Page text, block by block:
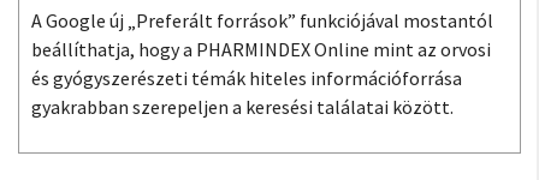
A Google új „Preferált források” funkciójával mostantól
beállíthatja, hogy a PHARMINDEX Online mint az orvosi
és gyógyszerészeti témák hiteles információforrása
gyakrabban szerepeljen a keresési találatai között.